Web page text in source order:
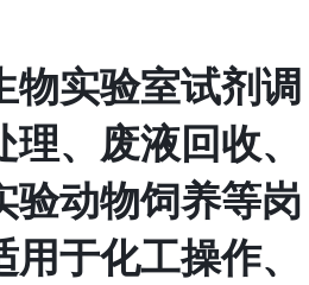
物实验室试剂调
、废液回收、
验动物饲养等岗
于化工操作、